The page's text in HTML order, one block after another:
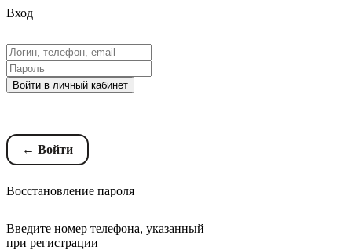
Вход
Войти в личный кабинет
← Войти
Восстановление пароля
Введите номер телефона, указанный
при регистрации